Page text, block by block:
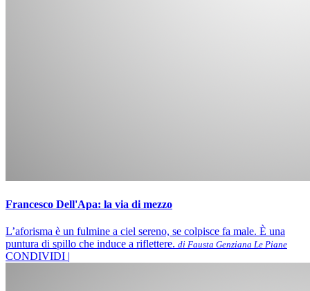
Francesco Dell'Apa: la via di mezzo
L’aforisma è un fulmine a ciel sereno, se colpisce fa male. È una
puntura di spillo che induce a riflettere. di Fausta Genziana Le Piane
CONDIVIDI |